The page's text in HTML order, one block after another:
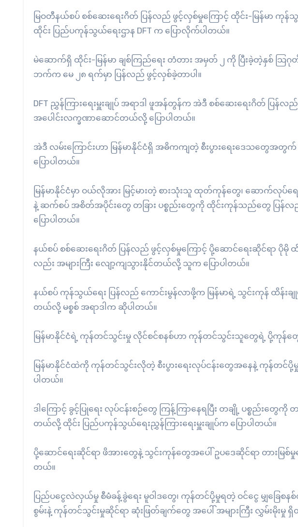
မြဝတီနယ်စပ် စစ်ဆေးရေးဂိတ် ပြန်လည် ဖွင့်လှစ်မှုကြောင့် ထိုင်း-မြန်မာ ကုန်
ထိုင်း ပြည်ပကုန်သွယ်ရေးဌာန DFT က ပြောလိုက်ပါတယ်။
မဲဆောက်ရှိ ထိုင်း-မြန်မာ ချစ်ကြည်ရေး တံတား အမှတ် ၂ ကို ပြီးခဲ့တဲ့နှစ် သြ
ဘက်က မေ ၂၈ ရက်မှာ ပြန်လည် ဖွင့်လှစ်ခဲ့တာပါ။
DFT ညွှန်ကြားရေးမှူးချုပ် အရာဒါ ဖူအန်တွန်က အဲဒီ စစ်ဆေးရေးဂိတ် ပ
အပေါင်းလက္ခဏာဆောင်တယ်လို့ ပြောပါတယ်။
အဲဒီ လမ်းကြောင်းဟာ မြန်မာနိုင်ငံရှိ အဓိကကျတဲ့ စီးပွားရေးဒေသတွေ
ပြောပါတယ်။
မြန်မာနိုင်ငံမှာ ဝယ်လိုအား မြင့်မားတဲ့ စားသုံးသူ ထုတ်ကုန်တွေ၊ ဆောက်လုပ်ရေ
နဲ့ ဆက်စပ် အစိတ်အပိုင်းတွေ တခြား ပစ္စည်းတွေကို ထိုင်းကုန်သည်တွေ ပြန်လ
ပြောပါတယ်။
နယ်စပ် စစ်ဆေးရေးဂိတ် ပြန်လည် ဖွင့်လှစ်မှုကြောင့် ပို့ဆောင်ရေးဆိုင်ရာ ပိုမို
လည်း အများကြီး လျော့ကျသွားနိုင်တယ်လို့ သူက ပြောပါတယ်။
နယ်စပ် ကုန်သွယ်ရေး ပြန်လည် ကောင်းမွန်လာဖို့က မြန်မာရဲ့ သွင်းကုန် ထိန်းခ
တယ်လို့ မစ္စစ် အရာဒါက ဆိုပါတယ်။
မြန်မာနိုင်ငံရဲ့ ကုန်တင်သွင်းမှု လိုင်စင်စနစ်ဟာ ကုန်တင်သွင်းသူတွေရဲ့ ပို့ကုန်တွ
မြန်မာနိုင်ငံထဲကို ကုန်တင်သွင်းလိုတဲ့ စီးပွားရေးလုပ်ငန်းတွေအနေနဲ့ ကုန်တ
ပါတယ်။
ဒါကြောင့် ခွင့်ပြုရေး လုပ်ငန်းစဉ်တွေ ကြန့်ကြာနေရပြီး တချို့ ပစ္စည်းတွေကို
တယ်လို့ ထိုင်း ပြည်ပကုန်သွယ်ရေးညွှန်ကြားရေးမှူးချုပ်က ပြောပါတယ်။
ပို့ဆောင်ရေးဆိုင်ရာ ဖိအားတွေနဲ့ သွင်းကုန်တွေအပေါ် ဥပဒေဆိုင်ရာ တားမြစ်
တယ်။
ပြည်ပငွေလဲလှယ်မှု စီမံခန့်ခွဲရေး မူဝါဒတွေ၊ ကုန်တင်ပို့မှုရတဲ့ ဝင်ငွေ မျှခြေစ
စွမ်းနဲ့ ကုန်တင်သွင်းမှုဆိုင်ရာ ဆုံးဖြတ်ချက်တွေ အပေါ် အများကြီး လွှမ်းမိုး